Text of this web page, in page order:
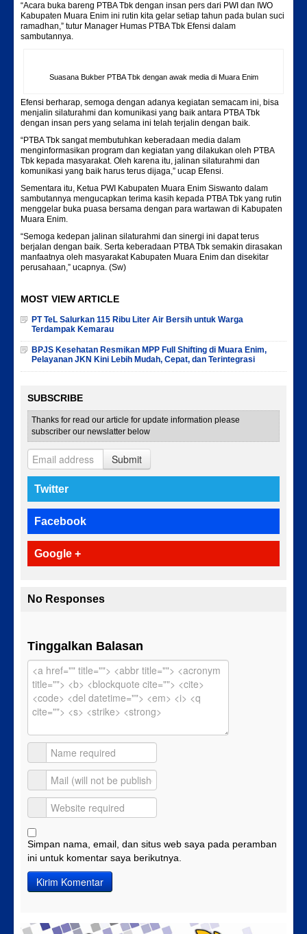
“Acara buka bareng PTBA Tbk dengan insan pers dari PWI dan IWO
Kabupaten Muara Enim ini rutin kita gelar setiap tahun pada bulan suci
ramadhan,” tutur Manager Humas PTBA Tbk Efensi dalam
sambutannya.
Suasana Bukber PTBA Tbk dengan awak media di Muara Enim
Efensi berharap, semoga dengan adanya kegiatan semacam ini, bisa
menjalin silaturahmi dan komunikasi yang baik antara PTBA Tbk
dengan insan pers yang selama ini telah terjalin dengan baik.
“PTBA Tbk sangat membutuhkan keberadaan media dalam
menginformasikan program dan kegiatan yang dilakukan oleh PTBA
Tbk kepada masyarakat. Oleh karena itu, jalinan silaturahmi dan
komunikasi yang baik harus terus dijaga,” ucap Efensi.
Sementara itu, Ketua PWI Kabupaten Muara Enim Siswanto dalam
sambutannya mengucapkan terima kasih kepada PTBA Tbk yang rutin
menggelar buka puasa bersama dengan para wartawan di Kabupaten
Muara Enim.
“Semoga kedepan jalinan silaturahmi dan sinergi ini dapat terus
berjalan dengan baik. Serta keberadaan PTBA Tbk semakin dirasakan
manfaatnya oleh masyarakat Kabupaten Muara Enim dan disekitar
perusahaan,” ucapnya. (Sw)
MOST VIEW ARTICLE
PT TeL Salurkan 115 Ribu Liter Air Bersih untuk Warga
Terdampak Kemarau
BPJS Kesehatan Resmikan MPP Full Shifting di Muara Enim,
Pelayanan JKN Kini Lebih Mudah, Cepat, dan Terintegrasi
SUBSCRIBE
Thanks for read our article for update information please
subscriber our newslatter below
Submit
Twitter
Facebook
Google +
No Responses
Tinggalkan Balasan
Simpan nama, email, dan situs web saya pada peramban
ini untuk komentar saya berikutnya.